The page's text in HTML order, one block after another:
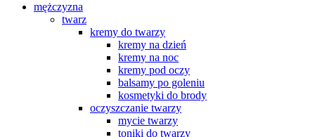
mężczyzna
twarz
kremy do twarzy
kremy na dzień
kremy na noc
kremy pod oczy
balsamy po goleniu
kosmetyki do brody
oczyszczanie twarzy
mycie twarzy
toniki do twarzy